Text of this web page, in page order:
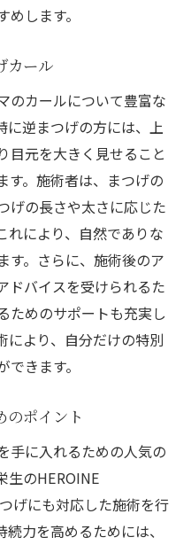
します。
カール
のカールについて豊富な
に逆まつげの方には、上
目元を大きく見せること
す。施術者は、まつげの
げの長さや太さに応じた
れにより、自然でありな
す。さらに、施術後のア
ドバイスを受けられるた
ためのサポートも充実し
により、自分だけの特別
きます。
のポイント
手に入れるための人気の
生のHEROINE
げにも対応した施術を行
力を高めるためには、